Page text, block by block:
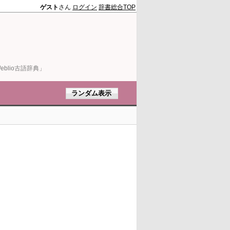
古語辞典」
ゲスト さん ログイン 辞書総合TOP